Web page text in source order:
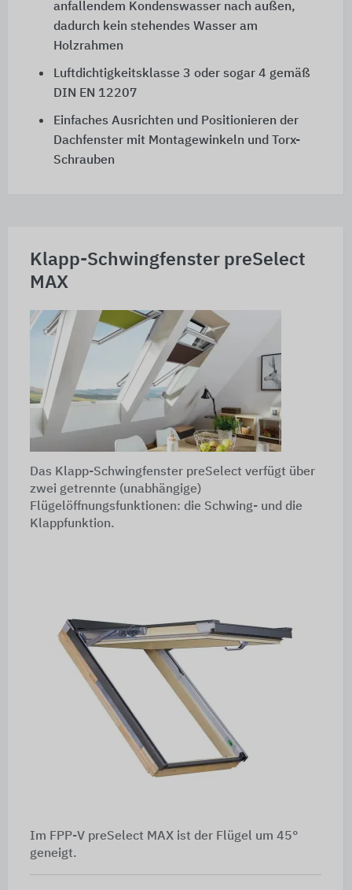
anfallendem Kondenswasser nach außen,
dadurch kein stehendes Wasser am
Holzrahmen
Luftdichtigkeitsklasse 3 oder sogar 4 gemäß
DIN EN 12207
Einfaches Ausrichten und Positionieren der
Dachfenster mit Montagewinkeln und Torx-
Schrauben
Klapp-Schwingfenster preSelect
MAX
Das Klapp-Schwingfenster preSelect verfügt über
zwei getrennte (unabhängige)
Flügelöffnungsfunktionen: die Schwing- und die
Klappfunktion.
Im FPP-V preSelect MAX ist der Flügel um 45°
geneigt.